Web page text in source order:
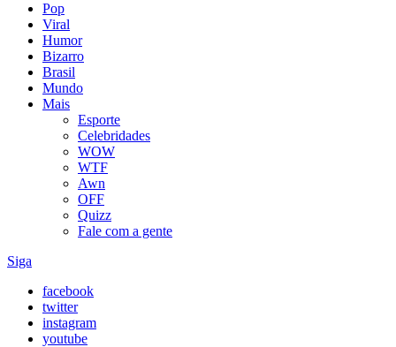
Pop
Viral
Humor
Bizarro
Brasil
Mundo
Mais
Esporte
Celebridades
WOW
WTF
Awn
OFF
Quizz
Fale com a gente
Siga
facebook
twitter
instagram
youtube